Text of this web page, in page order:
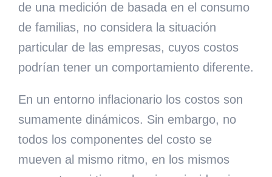
de una medición de basada en el consumo
de familias, no considera la situación
particular de las empresas, cuyos costos
podrían tener un comportamiento diferente.
En un entorno inflacionario los costos son
sumamente dinámicos. Sin embargo, no
todos los componentes del costo se
mueven al mismo ritmo, en los mismos